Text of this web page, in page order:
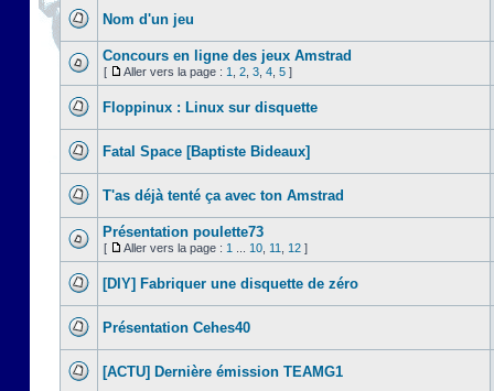
Nom d'un jeu
Concours en ligne des jeux Amstrad
[ Aller vers la page : 1 2 3 4 5 ]
Floppinux : Linux sur disquette
Fatal Space [Baptiste Bideaux]
T'as déjà tenté ça avec ton Amstrad
Présentation poulette73
[ Aller vers la page : 1 10 11 12 ]
[DIY] Fabriquer une disquette de zéro
Présentation Cehes40
[ACTU] Dernière émission TEAMG1